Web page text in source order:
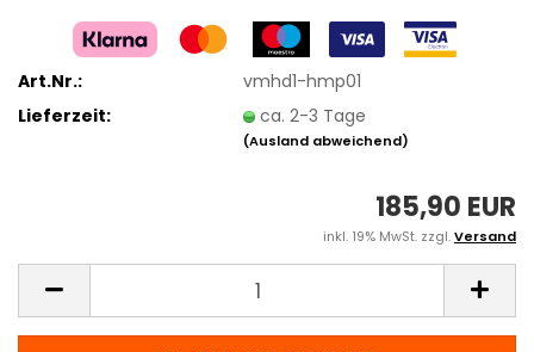
Art.Nr.:
vmhd1-hmp01
Lieferzeit:
ca. 2-3 Tage
(Ausland abweichend)
185,90 EUR
inkl. 19% MwSt. zzgl.Versand